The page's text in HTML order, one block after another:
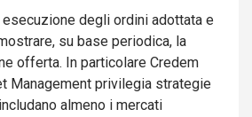
degli ordini adottata e
su base periodica, la
offerta. In particolare Credem
Management privilegia strategie
almeno i mercati